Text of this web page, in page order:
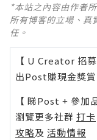
*本站之內容由作者
所有博客的立場、真
任。
【 U Creator 招募
出Post賺現金獎
【 睇Post + 參加
瀏覽更多社群 打卡
攻略及 活動情報